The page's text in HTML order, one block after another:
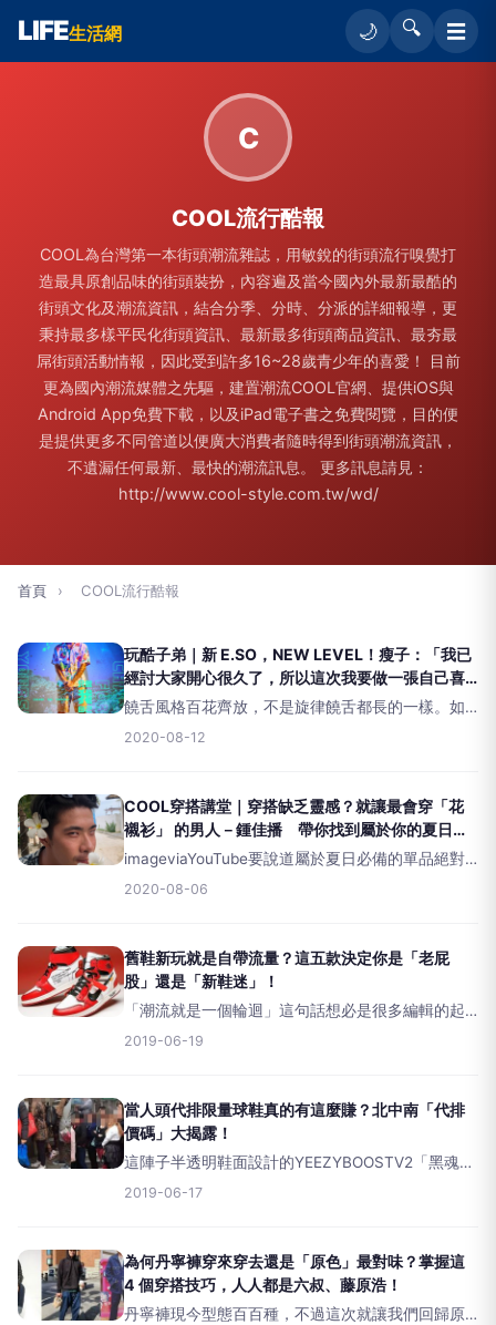
LIFE生活網 🌙 🔍 ☰
C
COOL流行酷報
COOL為台灣第一本街頭潮流雜誌，用敏銳的街頭流行嗅覺打
造最具原創品味的街頭裝扮，內容遍及當今國內外最新最酷的
街頭文化及潮流資訊，結合分季、分時、分派的詳細報導，更
秉持最多樣平民化街頭資訊、最新最多街頭商品資訊、最夯最
屌街頭活動情報，因此受到許多16~28歲青少年的喜愛！ 目前
更為國內潮流媒體之先驅，建置潮流COOL官網、提供iOS與
Android App免費下載，以及iPad電子書之免費閱覽，目的便
是提供更多不同管道以便廣大消費者隨時得到街頭潮流資訊，
不遺漏任何最新、最快的潮流訊息。 更多訊息請見：
http://www.cool-style.com.tw/wd/
首頁 › COOL流行酷報
玩酷子弟｜新 E.SO，NEW LEVEL！瘦子：「我已
經討大家開心很久了，所以這次我要做一張自己喜
歡的專輯。」
饒舌風格百花齊放，不是旋律饒舌都長的一樣。如
果你覺得E.so不硬了、怎麼都在唱情歌，那可能代
2020-08-12
COOL穿搭講堂｜穿搭缺乏靈感？就讓最會穿「花
襯衫」 的男人－鍾佳播 帶你找到屬於你的夏日穿
搭！
imageviaYouTube要說道屬於夏日必備的單品絕對
少不了「花襯衫」，充滿的陽光及渡假氣息，但該
2020-08-06
舊鞋新玩就是自帶流量？這五款決定你是「老屁
股」還是「新鞋迷」！
「潮流就是一個輪迴」這句話想必是很多編輯的起
手式，但越當你身陷其中，你就會更明白這句話的
款球鞋「舊鞋
2019-06-19
當人頭代排限量球鞋真的有這麼賺？北中南「代排
價碼」大揭露！
這陣子半透明鞋面設計的YEEZYBOOSTV2「黑魂」
引起不少話題，就連炒賣價格也不容小覷，在還沒
2019-06-17
為何丹寧褲穿來穿去還是「原色」最對味？掌握這
4 個穿搭技巧，人人都是六叔、藤原浩！
丹寧褲現今型態百百種，不過這次就讓我們回歸原